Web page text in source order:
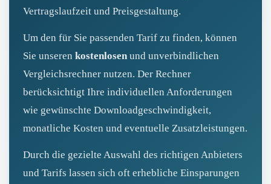
Vertragslaufzeit und Preisgestaltung.
Um den für Sie passenden Tarif zu finden, können
Sie unseren kostenlosen und unverbindlichen
Vergleichsrechner nutzen. Der Rechner
berücksichtigt Ihre individuellen Anforderungen
wie gewünschte Downloadgeschwindigkeit,
monatliche Kosten und eventuelle Zusatzleistungen.
Durch die gezielte Auswahl des richtigen Anbieters
und Tarifs lassen sich oft erhebliche Einsparungen